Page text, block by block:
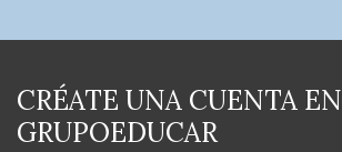
CRÉATE UNA CUENTA EN
GRUPOEDUCAR